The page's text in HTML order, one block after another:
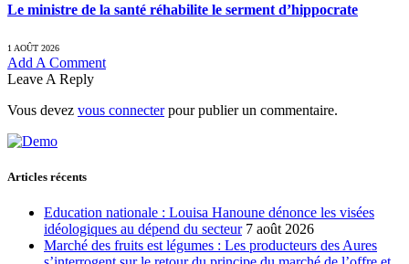
Le ministre de la santé réhabilite le serment d’hippocrate
1 AOÛT 2026
Add A Comment
Leave A Reply
Vous devez vous connecterpour publier un commentaire.
Articles récents
Education nationale : Louisa Hanoune dénonce les visées
idéologiques au dépend du secteur 7 août 2026
Marché des fruits est légumes : Les producteurs des Aures